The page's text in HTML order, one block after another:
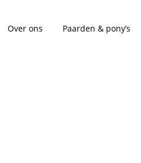
Over ons Paarden & pony’s